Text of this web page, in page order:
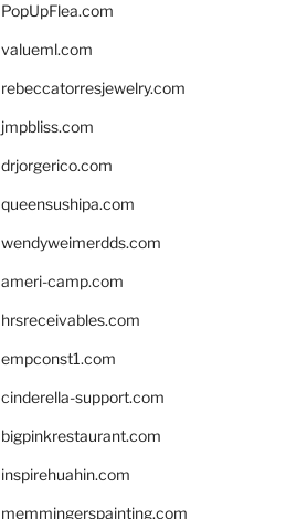
PopUpFlea.com
valueml.com
rebeccatorresjewelry.com
jmpbliss.com
drjorgerico.com
queensushipa.com
wendyweimerdds.com
ameri-camp.com
hrsreceivables.com
empconst1.com
cinderella-support.com
bigpinkrestaurant.com
inspirehuahin.com
memmingerspainting.com